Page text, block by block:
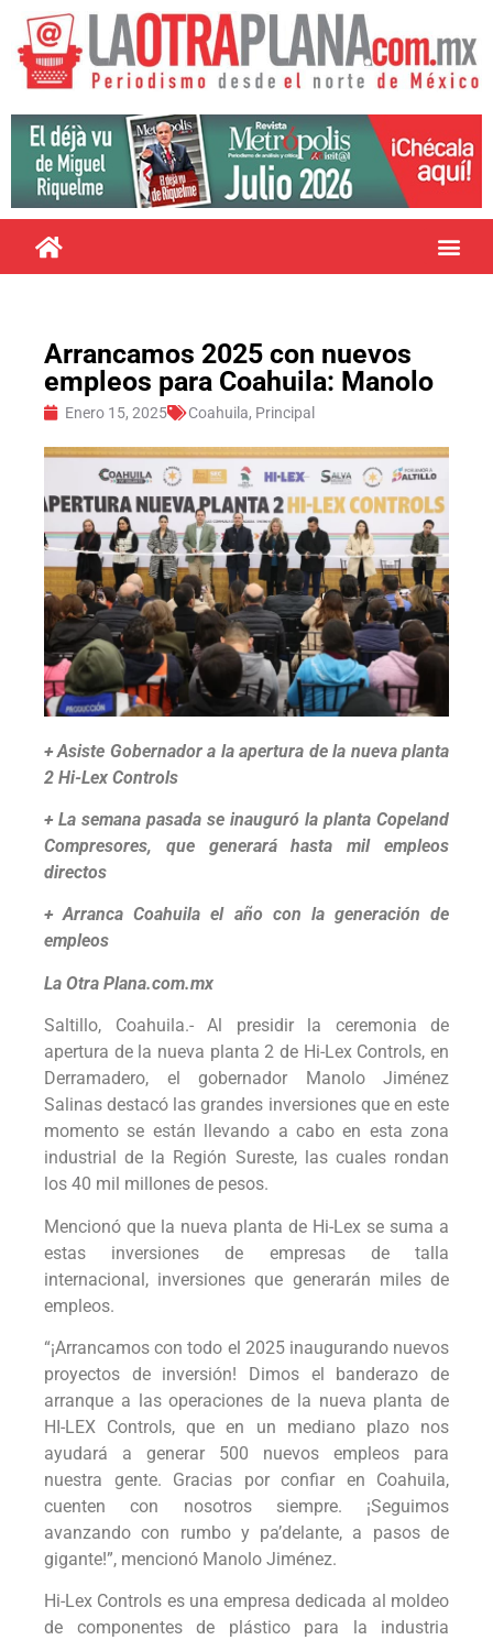
Arrancamos 2025 con nuevos
empleos para Coahuila: Manolo
Enero 15, 2025 Coahuila, Principal
+ Asiste Gobernador a la apertura de la nueva planta
2 Hi-Lex Controls
+ La semana pasada se inauguró la planta Copeland
Compresores, que generará hasta mil empleos
directos
+ Arranca Coahuila el año con la generación de
empleos
La Otra Plana.com.mx
Saltillo, Coahuila.- Al presidir la ceremonia de
apertura de la nueva planta 2 de Hi-Lex Controls, en
Derramadero, el gobernador Manolo Jiménez
Salinas destacó las grandes inversiones que en este
momento se están llevando a cabo en esta zona
industrial de la Región Sureste, las cuales rondan
los 40 mil millones de pesos.
Mencionó que la nueva planta de Hi-Lex se suma a
estas inversiones de empresas de talla
internacional, inversiones que generarán miles de
empleos.
“¡Arrancamos con todo el 2025 inaugurando nuevos
proyectos de inversión! Dimos el banderazo de
arranque a las operaciones de la nueva planta de
HI-LEX Controls, que en un mediano plazo nos
ayudará a generar 500 nuevos empleos para
nuestra gente. Gracias por confiar en Coahuila,
cuenten con nosotros siempre. ¡Seguimos
avanzando con rumbo y pa’delante, a pasos de
gigante!”, mencionó Manolo Jiménez.
Hi-Lex Controls es una empresa dedicada al moldeo
de componentes de plástico para la industria